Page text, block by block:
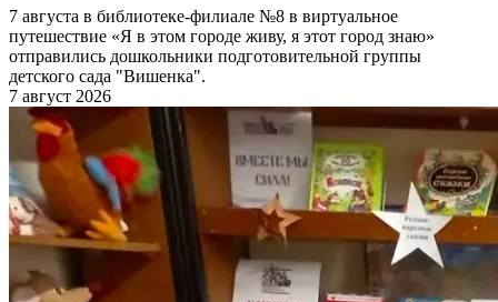
7 августа в библиотеке-филиале №8 в виртуальное
путешествие «Я в этом городе живу, я этот город знаю»
отправились дошкольники подготовительной группы
детского сада "Вишенка".
7 август 2026